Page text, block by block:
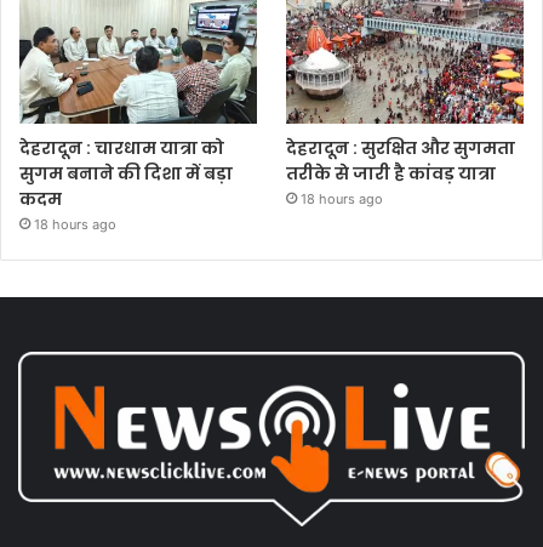
देहरादून : चारधाम यात्रा को
सुगम बनाने की दिशा में बड़ा
कदम
18 hours ago
देहरादून : सुरक्षित और सुगमता
तरीके से जारी है कांवड़ यात्रा
18 hours ago